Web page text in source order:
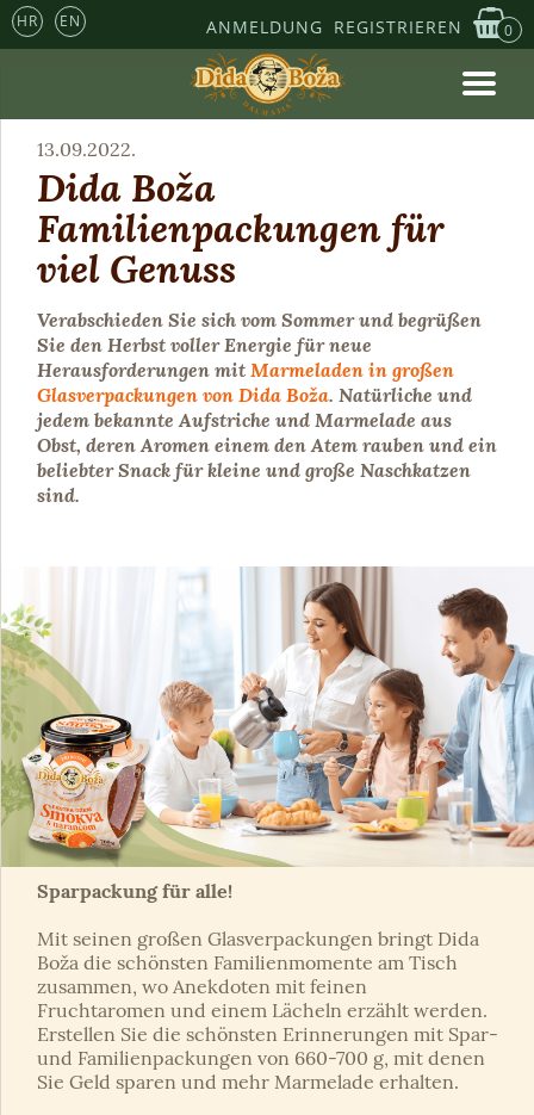
HR EN ANMELDUNG REGISTRIEREN 0
13.09.2022.
Dida Boža
Familienpackungen für
viel Genuss
Verabschieden Sie sich vom Sommer und begrüßen
Sie den Herbst voller Energie für neue
Herausforderungen mit Marmeladen in großen
Glasverpackungen von Dida Boža. Natürliche und
jedem bekannte Aufstriche und Marmelade aus
Obst, deren Aromen einem den Atem rauben und ein
beliebter Snack für kleine und große Naschkatzen
sind.
Sparpackung für alle!
Mit seinen großen Glasverpackungen bringt Dida
Boža die schönsten Familienmomente am Tisch
zusammen, wo Anekdoten mit feinen
Fruchtaromen und einem Lächeln erzählt werden.
Erstellen Sie die schönsten Erinnerungen mit Spar-
und Familienpackungen von 660-700 g, mit denen
Sie Geld sparen und mehr Marmelade erhalten.